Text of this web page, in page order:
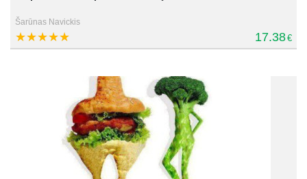
Šarūnas Navickis
17.38€